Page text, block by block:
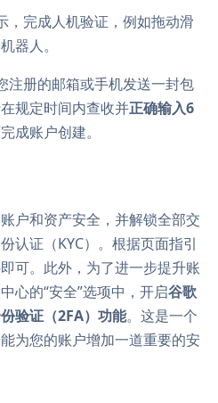
，完成人机验证，例如拖动滑
器人。
注册的邮箱或手机发送一封包
规定时间内查收并正确输入6
成账户创建。
户和资产安全，并解锁全部交
认证（KYC）。根据页面指引
可。此外，为了进一步提升账
心的“安全”选项中，开启谷歌
验证（2FA）功能。这是一个
为您的账户增加一道重要的安